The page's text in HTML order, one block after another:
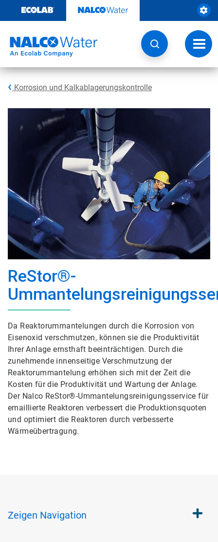
Inhalt
Korrosion und Kalkablagerungskontrolle
ReStor®-
Da Reaktorummantelungen durch die Korrosion von
Eisenoxid verschmutzen, können sie die Produktivität
Ihrer Anlage ernsthaft beeinträchtigen. Durch die
zunehmende innenseitige Verschmutzung der
Reaktorummantelung erhöhen sich mit der Zeit die
Kosten für die Produktivität und Wartung der Anlage.
Der Nalco ReStor®-Ummantelungsreinigungsservice für
emaillierte Reaktoren verbessert die Produktionsquoten
und optimiert die Reaktoren durch verbesserte
Wärmeübertragung.
Zeigen Navigation